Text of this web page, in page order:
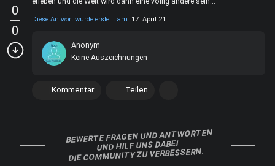
0
0
Diese Antwort wurde erstellt am: 17. April 21
Anonym
Keine Auszeichnungen
Kommentar Teilen
BEWERTE FRAGEN UND ANTWORTEN
UND HILF UNS DABEI
DIE COMMUNITY ZU VERBESSERN.